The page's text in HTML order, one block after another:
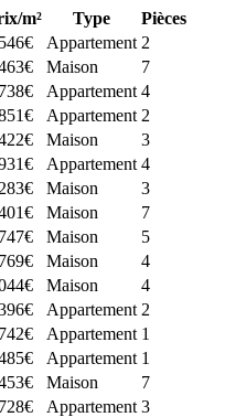
m² Type
Pièces
Appartement 2
Maison
7
Appartement 4
Appartement 2
Maison
3
Appartement 4
Maison
3
Maison
7
Maison
5
Maison
4
Maison
4
Appartement 2
Appartement 1
Appartement 1
Maison
7
Appartement 3